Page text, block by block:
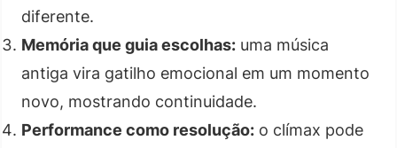
diferente.
Memória que guia escolhas: uma música
antiga vira gatilho emocional em um momento
novo, mostrando continuidade.
Performance como resolução: o clímax pode